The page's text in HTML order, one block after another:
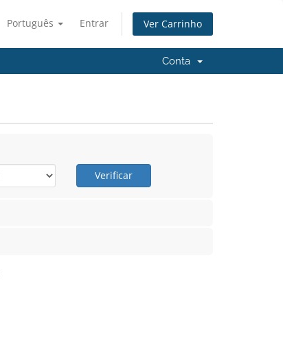
Português Entrar Ver Carrinho
Conta
Verificar